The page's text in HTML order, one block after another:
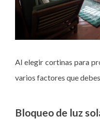
Al elegir cortinas para
varios factores que
Bloqueo de luz